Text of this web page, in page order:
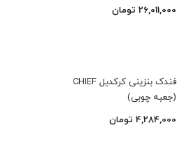
26,011,000 تومان
فندک بنزینی کرکدیل CHIEF
(جعبه چوبی)
4,284,000 تومان